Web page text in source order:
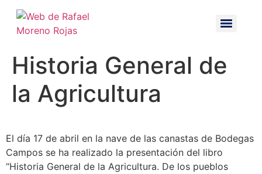
Historia General de
la Agricultura
El día 17 de abril en la nave de las canastas de Bodegas
Campos se ha realizado la presentación del libro
“Historia General de la Agricultura. De los pueblos